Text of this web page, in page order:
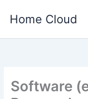
Home Cloud
Software